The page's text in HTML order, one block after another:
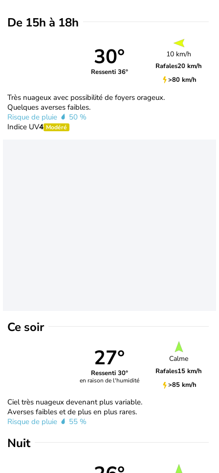
De 15h à 18h
30°
Ressenti 36°
10 km/h
Rafales20 km/h
>80 km/h
Très nuageux avec possibilité de foyers orageux.
Quelques averses faibles.
Risque de pluie
50 %
Indice UV4 Modéré
Ce soir
27°
Ressenti 30°
en raison de l'humidité
Calme
Rafales15 km/h
>85 km/h
Ciel très nuageux devenant plus variable.
Averses faibles et de plus en plus rares.
Risque de pluie
55 %
Nuit